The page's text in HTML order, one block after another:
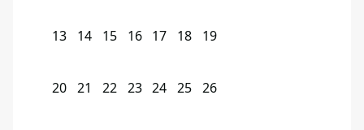
13 14 15 16 17 18 19
20 21 22 23 24 25 26